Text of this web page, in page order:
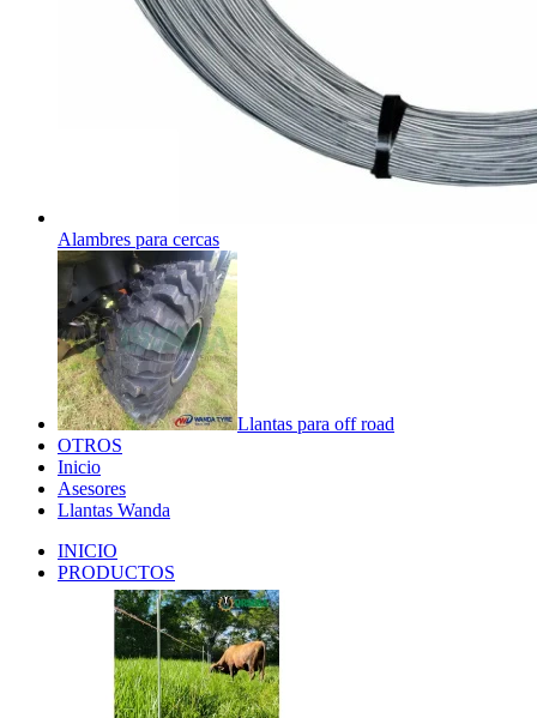
Alambres para cercas
Llantas para off road
OTROS
Inicio
Asesores
Llantas Wanda
INICIO
PRODUCTOS